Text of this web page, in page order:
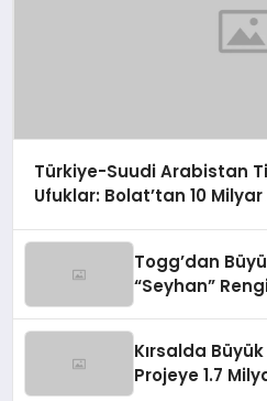
Türkiye-Suudi Arabistan
Ufuklar: Bolat’tan 10
Togg’dan
“Seyhan”
Kırsalda Büyük
Projeye 1.7